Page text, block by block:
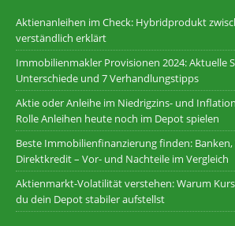
Aktienanleihen im Check: Hybridprodukt
verständlich erklärt
Immobilienmakler Provisionen 2024: Aktuelle
Unterschiede und 7 Verhandlungstipps
Aktie oder Anleihe im Niedrigzins- und
Rolle Anleihen heute noch im Depot spielen
Beste Immobilienfinanzierung finden:
Direktkredit – Vor- und Nachteile im Vergleich
Aktienmarkt-Volatilität verstehen: Warum
du dein Depot stabiler aufstellst